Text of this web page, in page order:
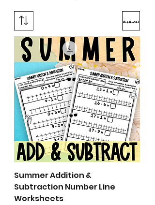
تصفية
Summer Addition &
Subtraction Number Line
Worksheets